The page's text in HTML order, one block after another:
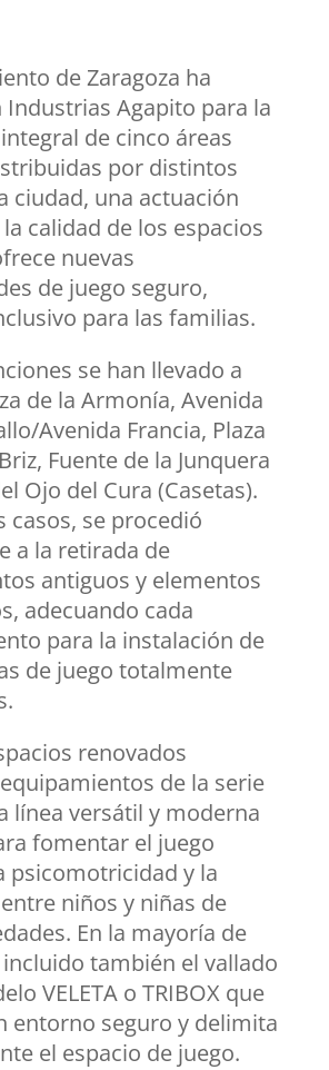
de Zaragoza ha
Industrias Agapito para la
de cinco áreas
por distintos
ciudad, una actuación
calidad de los espacios
nuevas
de juego seguro,
para las familias.
se han llevado a
de la Armonía, Avenida
Avenida Francia, Plaza
Fuente de la Junquera
Ojo del Cura (Casetas).
casos, se procedió
a la retirada de
antiguos y elementos
adecuando cada
para la instalación de
de juego totalmente
renovados
de la serie
línea versátil y moderna
fomentar el juego
psicomotricidad y la
niños y niñas de
En la mayoría de
incluido también el vallado
VELETA o TRIBOX que
entorno seguro y delimita
el espacio de juego.